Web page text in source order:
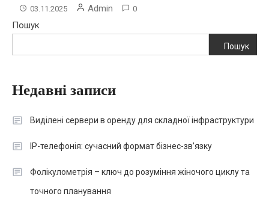
03.11.2025 Admin 0
Пошук
Пошук
Недавні записи
Виділені сервери в оренду для складної інфраструктури
IP-телефонія: сучасний формат бізнес-зв’язку
Фолікулометрія – ключ до розуміння жіночого циклу та
точного планування